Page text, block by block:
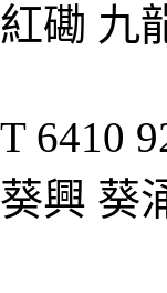
紅磡 九
T 6410
葵興 葵